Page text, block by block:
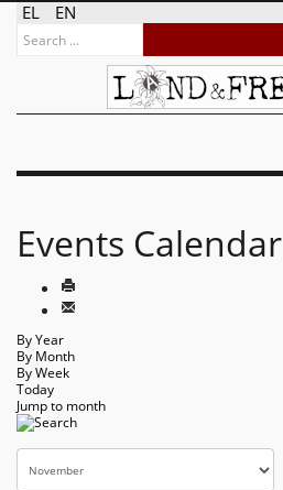
EL EN
Events Calendar
By Year
By Month
By Week
Today
Jump to month